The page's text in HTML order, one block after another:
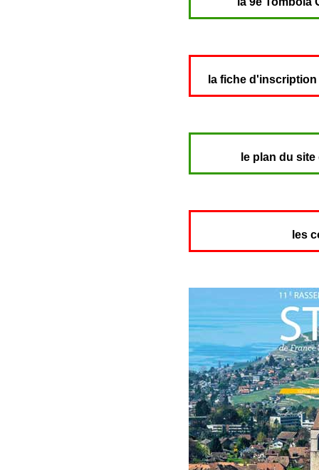
la fiche d'inscription
le plan du
les